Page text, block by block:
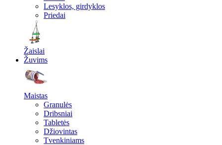
Lesyklos, girdyklos
Priedai
Žaislai
Žuvims
Maistas
Granulės
Dribsniai
Tabletės
Džiovintas
Tvenkiniams